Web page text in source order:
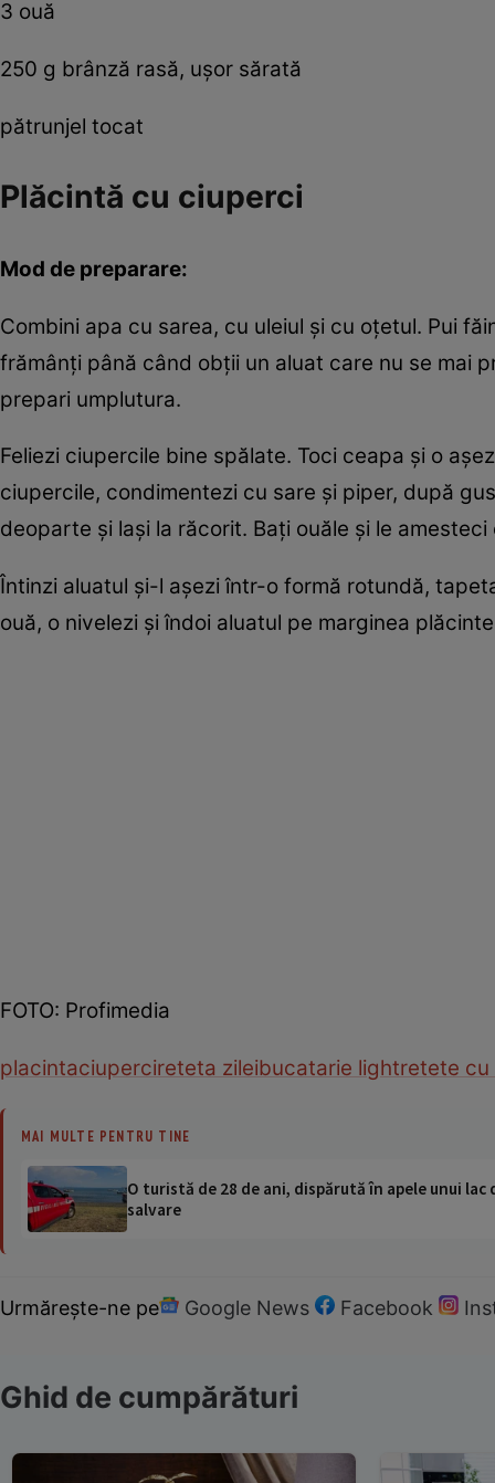
3 ouă
250 g brânză rasă, uşor sărată
pătrunjel tocat
Plăcintă cu ciuperci
Mod de preparare:
Combini apa cu sarea, cu uleiul şi cu oţetul. Pui
frămânţi până când obţii un aluat care nu se mai
prepari umplutura.
Feliezi ciupercile bine spălate. Toci ceapa şi o
ciupercile, condimentezi cu sare şi piper, după
deoparte şi laşi la răcorit. Baţi ouăle şi le
Întinzi aluatul şi-l aşezi într-o formă rotundă,
ouă, o nivelezi şi îndoi aluatul pe marginea
FOTO: Profimedia
placintaciupercireteta zileibucatarie lightretete cu
MAI MULTE PENTRU TINE
O turistă de 28 de ani, dispărută în apele unui
salvare
Urmărește-ne pe Google News Facebook
Ghid de cumpărături